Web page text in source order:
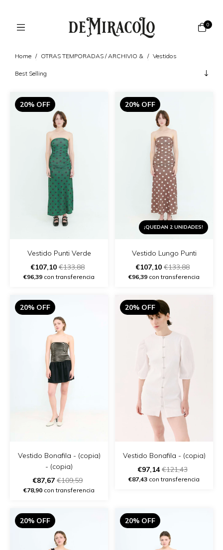
0
Home / OTRAS TEMPORADAS / ARCHIVIO & / Vestidos
20% OFF
Vestido Punti Verde
€107,10 €133,88
€96,39 con transferencia
20% OFF
¡QUEDAN 2 UNIDADES!
Vestido Lungo Punti
€107,10 €133,88
€96,39 con transferencia
20% OFF
Vestido Bonafila - (copia)
- (copia)
€87,67 €109,59
€78,90 con transferencia
20% OFF
Vestido Bonafila - (copia)
€97,14€121,43
€87,43 con transferencia
20% OFF 20% OFF